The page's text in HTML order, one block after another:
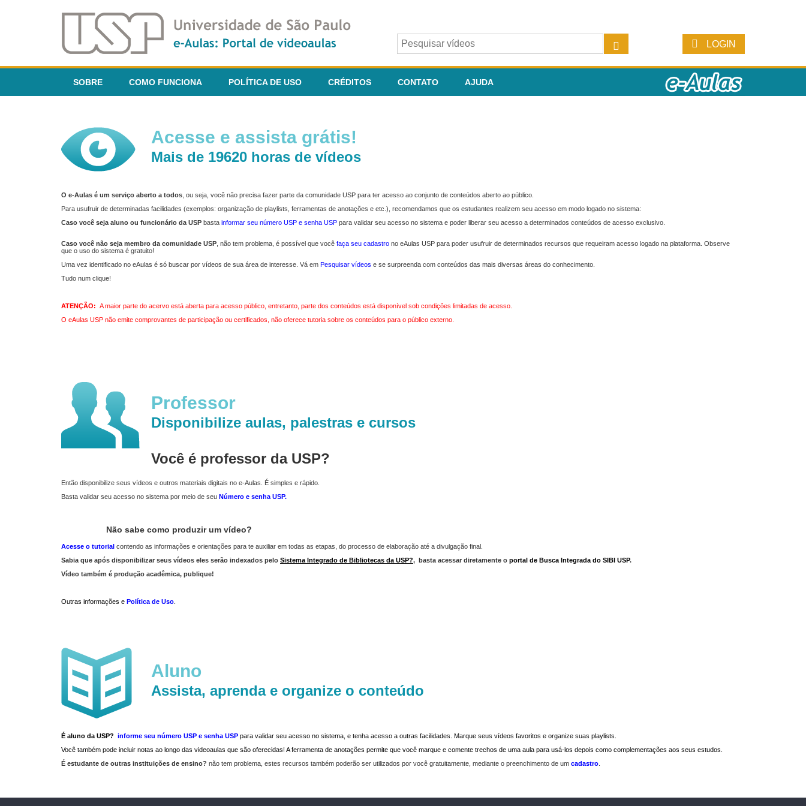
LOGIN
SOBRE COMO FUNCIONA POLÍTICA DE USO CRÉDITOS CONTATO AJUDA
Acesse e assista grátis!
Mais de 19620 horas de vídeos
O e-Aulas é um serviço aberto a todos , ou seja, você não precisa fazer parte da comunidade USP para ter acesso ao conjunto de conteúdos aberto ao público.
Para usufruir de determinadas facilidades (exemplos: organização de playlists, ferramentas de anotações e etc.), recomendamos que os estudantes realizem seu acesso em modo logado no sistema:
Caso você seja aluno ou funcionário da USP basta informar seu número USP e senha USP para validar seu acesso no sistema e poder liberar seu acesso a determinados conteúdos de acesso exclusivo.
Caso você não seja membro da comunidade USP , não tem problema, é possível que você faça seu cadastro no eAulas USP para poder usufruir de determinados recursos que requeiram acesso logado na plataforma. Observe
que o uso do sistema é gratuito!
Uma vez identificado no eAulas é só buscar por vídeos de sua área de interesse. Vá em Pesquisar vídeos e se surpreenda com conteúdos das mais diversas áreas do conhecimento.
Tudo num clique!
ATENÇÃO: A maior parte do acervo está aberta para acesso público, entretanto, parte dos conteúdos está disponível sob condições limitadas de acesso.
O eAulas USP não emite comprovantes de participação ou certificados, não oferece tutoria sobre os conteúdos para o público externo.
Professor
Disponibilize aulas, palestras e cursos
Você é professor da USP?
Então disponibilize seus vídeos e outros materiais digitais no e-Aulas. É simples e rápido.
Basta validar seu acesso no sistema por meio de seu Número e senha USP.
Não sabe como produzir um vídeo?
Acesse o tutorial contendo as informações e orientações para te auxiliar em todas as etapas, do processo de elaboração até a divulgação final.
Sabia que após disponibilizar seus vídeos eles serão indexados pelo Sistema Integrado de Bibliotecas da USP?, basta acessar diretamente o portal de Busca Integrada do SIBI USP.
Vídeo também é produção acadêmica, publique!
Outras informações e Política de Uso
Aluno
Assista, aprenda e organize o conteúdo
É aluno da USP? informe seu número USP e senha USP para validar seu acesso no sistema, e tenha acesso a outras facilidades. Marque seus vídeos favoritos e organize suas playlists.
Você também pode incluir notas ao longo das videoaulas que são oferecidas! A ferramenta de anotações permite que você marque e comente trechos de uma aula para usá-los depois como complementações aos seus estudos.
É estudante de outras instituições de ensino? não tem problema, estes recursos também poderão ser utilizados por você gratuitamente, mediante o preenchimento de um cadastro